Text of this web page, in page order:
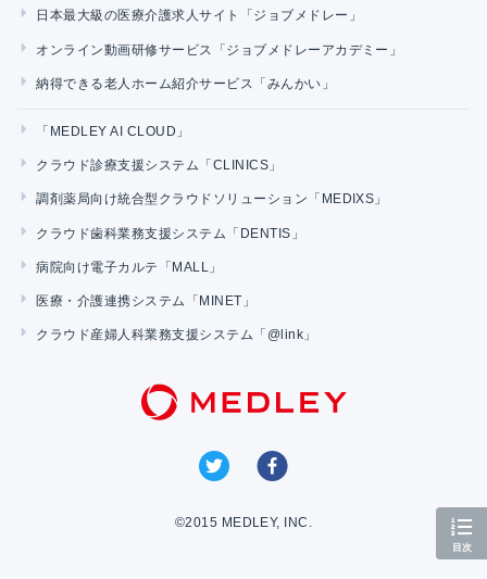
日本最大級の医療介護求人サイト「ジョブメドレー」
オンライン動画研修サービス「ジョブメドレーアカデミー」
納得できる老人ホーム紹介サービス「みんかい」
「MEDLEY AI CLOUD」
クラウド診療支援システム「CLINICS」
調剤薬局向け統合型クラウドソリューション「MEDIXS」
クラウド歯科業務支援システム「DENTIS」
病院向け電子カルテ「MALL」
医療・介護連携システム「MINET」
クラウド産婦人科業務支援システム「@link」
©2015 MEDLEY, INC.
目次